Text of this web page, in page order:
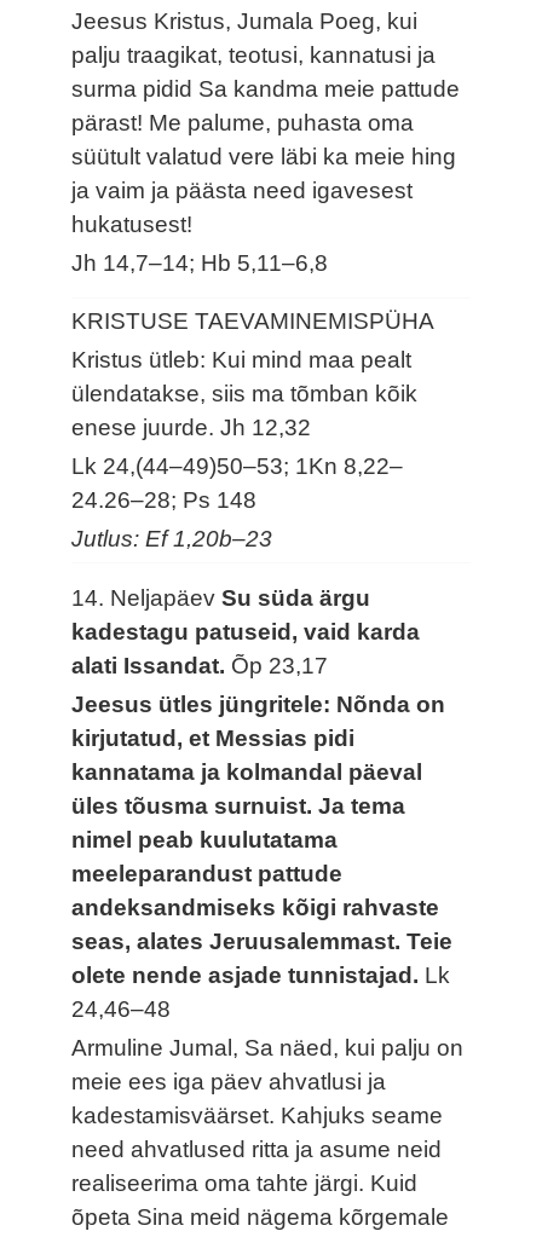
Jeesus Kristus, Jumala Poeg, kui
palju traagikat, teotusi, kannatusi ja
surma pidid Sa kandma meie pattude
pärast! Me palume, puhasta oma
süütult valatud vere läbi ka meie hing
ja vaim ja päästa need igavesest
hukatusest!
Jh 14,7–14; Hb 5,11–6,8
KRISTUSE TAEVAMINEMISPÜHA
Kristus ütleb: Kui mind maa pealt
ülendatakse, siis ma tõmban kõik
enese juurde.Jh 12,32
Lk 24,(44–49)50–53; 1Kn 8,22–
24.26–28; Ps 148
Jutlus: Ef 1,20b–23
14. NeljapäevSu süda ärgu
kadestagu patuseid, vaid karda
alati Issandat. Õp 23,17
Jeesus ütles jüngritele: Nõnda on
kirjutatud, et Messias pidi
kannatama ja kolmandal päeval
üles tõusma surnuist. Ja tema
nimel peab kuulutatama
meeleparandust pattude
andeksandmiseks kõigi rahvaste
seas, alates Jeruusalemmast. Teie
olete nende asjade tunnistajad. Lk
24,46–48
Armuline Jumal, Sa näed, kui palju on
meie ees iga päev ahvatlusi ja
kadestamisväärset. Kahjuks seame
need ahvatlused ritta ja asume neid
realiseerima oma tahte järgi. Kuid
õpeta Sina meid nägema kõrgemale